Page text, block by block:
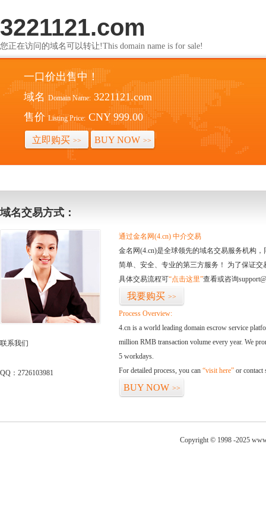
3221121.com
您正在访问的域名可以转让!This domain name is for sale!
一口价出售中！
域名 Domain Name: 3221121.com
售价 Listing Price: CNY 999.00
立即购买 >> BUY NOW >>
域名交易方式：
联系我们
QQ：2726103981
通过金名网(4.cn) 中介交易
金名网(4.cn)是全球领先的域名交易服务机构
简单、安全、专业的第三方服务！ 为了保证
具体交易流程可“点击这里”查看或咨询
我要购买 >>
Process Overview:
4.cn is a world leading domain escrow service
million RMB transaction volume every year. We
5 workdays.
For detailed process, you can “visit here” or contact
BUY NOW >>
Copyright © 1998 -2025